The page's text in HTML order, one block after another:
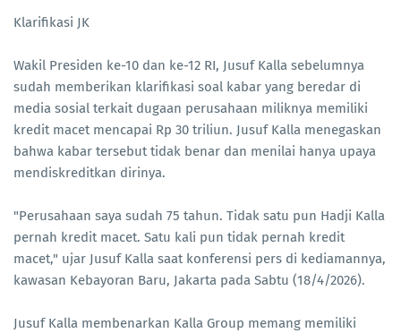
Klarifikasi JK
Wakil Presiden ke-10 dan ke-12 RI, Jusuf Kalla sebelumnya
sudah memberikan klarifikasi soal kabar yang beredar di
media sosial terkait dugaan perusahaan miliknya memiliki
kredit macet mencapai Rp 30 triliun. Jusuf Kalla menegaskan
bahwa kabar tersebut tidak benar dan menilai hanya upaya
mendiskreditkan dirinya.
"Perusahaan saya sudah 75 tahun. Tidak satu pun Hadji Kalla
pernah kredit macet. Satu kali pun tidak pernah kredit
macet," ujar Jusuf Kalla saat konferensi pers di kediamannya,
kawasan Kebayoran Baru, Jakarta pada Sabtu (18/4/2026).
Jusuf Kalla membenarkan Kalla Group memang memiliki